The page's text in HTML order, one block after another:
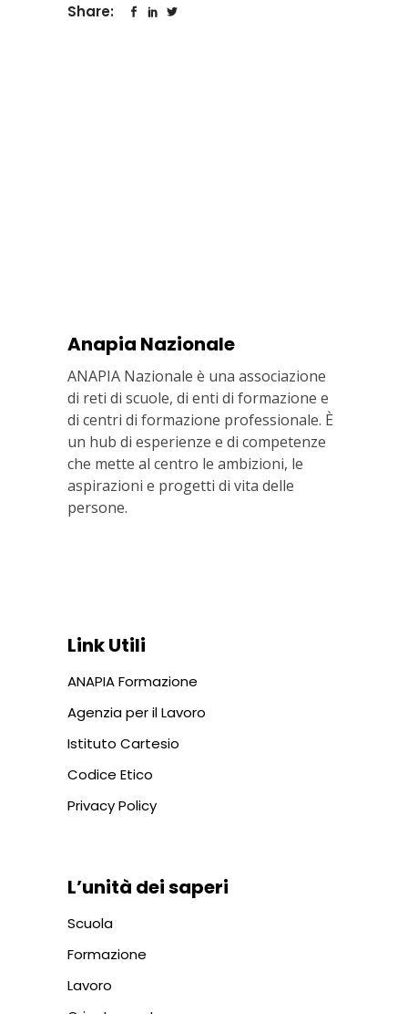
Share:
Anapia Nazionale
ANAPIA Nazionale è una associazione
di reti di scuole, di enti di formazione e
di centri di formazione professionale. È
un hub di esperienze e di competenze
che mette al centro le ambizioni, le
aspirazioni e progetti di vita delle
persone.
Link Utili
ANAPIA Formazione
Agenzia per il Lavoro
Istituto Cartesio
Codice Etico
Privacy Policy
L’unità dei saperi
Scuola
Formazione
Lavoro